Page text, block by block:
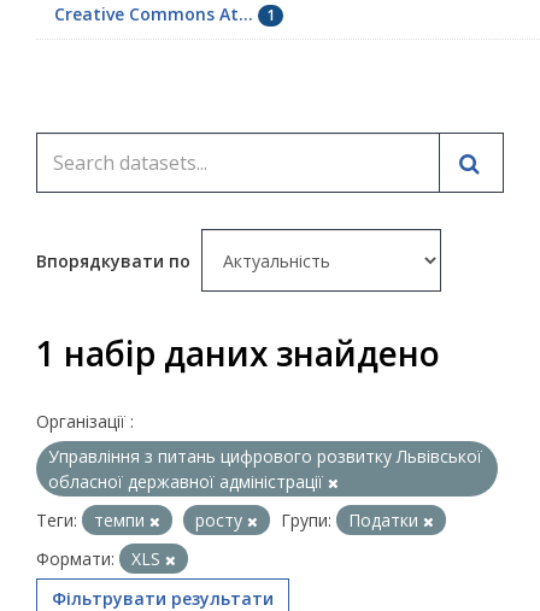
Creative Commons At... 1
Впорядкувати по
1 набір даних знайдено
Організації :
Управління з питань цифрового розвитку Львівської
обласної державної адміністрації
Теги:
темпи росту Групи:
Податки
Формати:
XLS
Фільтрувати результати